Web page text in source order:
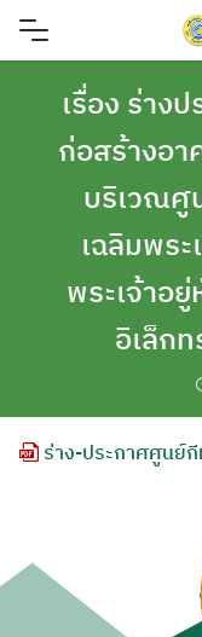
Skip
เรื่อง ร่าง
ก่อสร้างอา
บริเวณศู
เฉลิมพร
พระเจ้าอ
อิเล็ก
ร่าง-ประกาศศูนย์